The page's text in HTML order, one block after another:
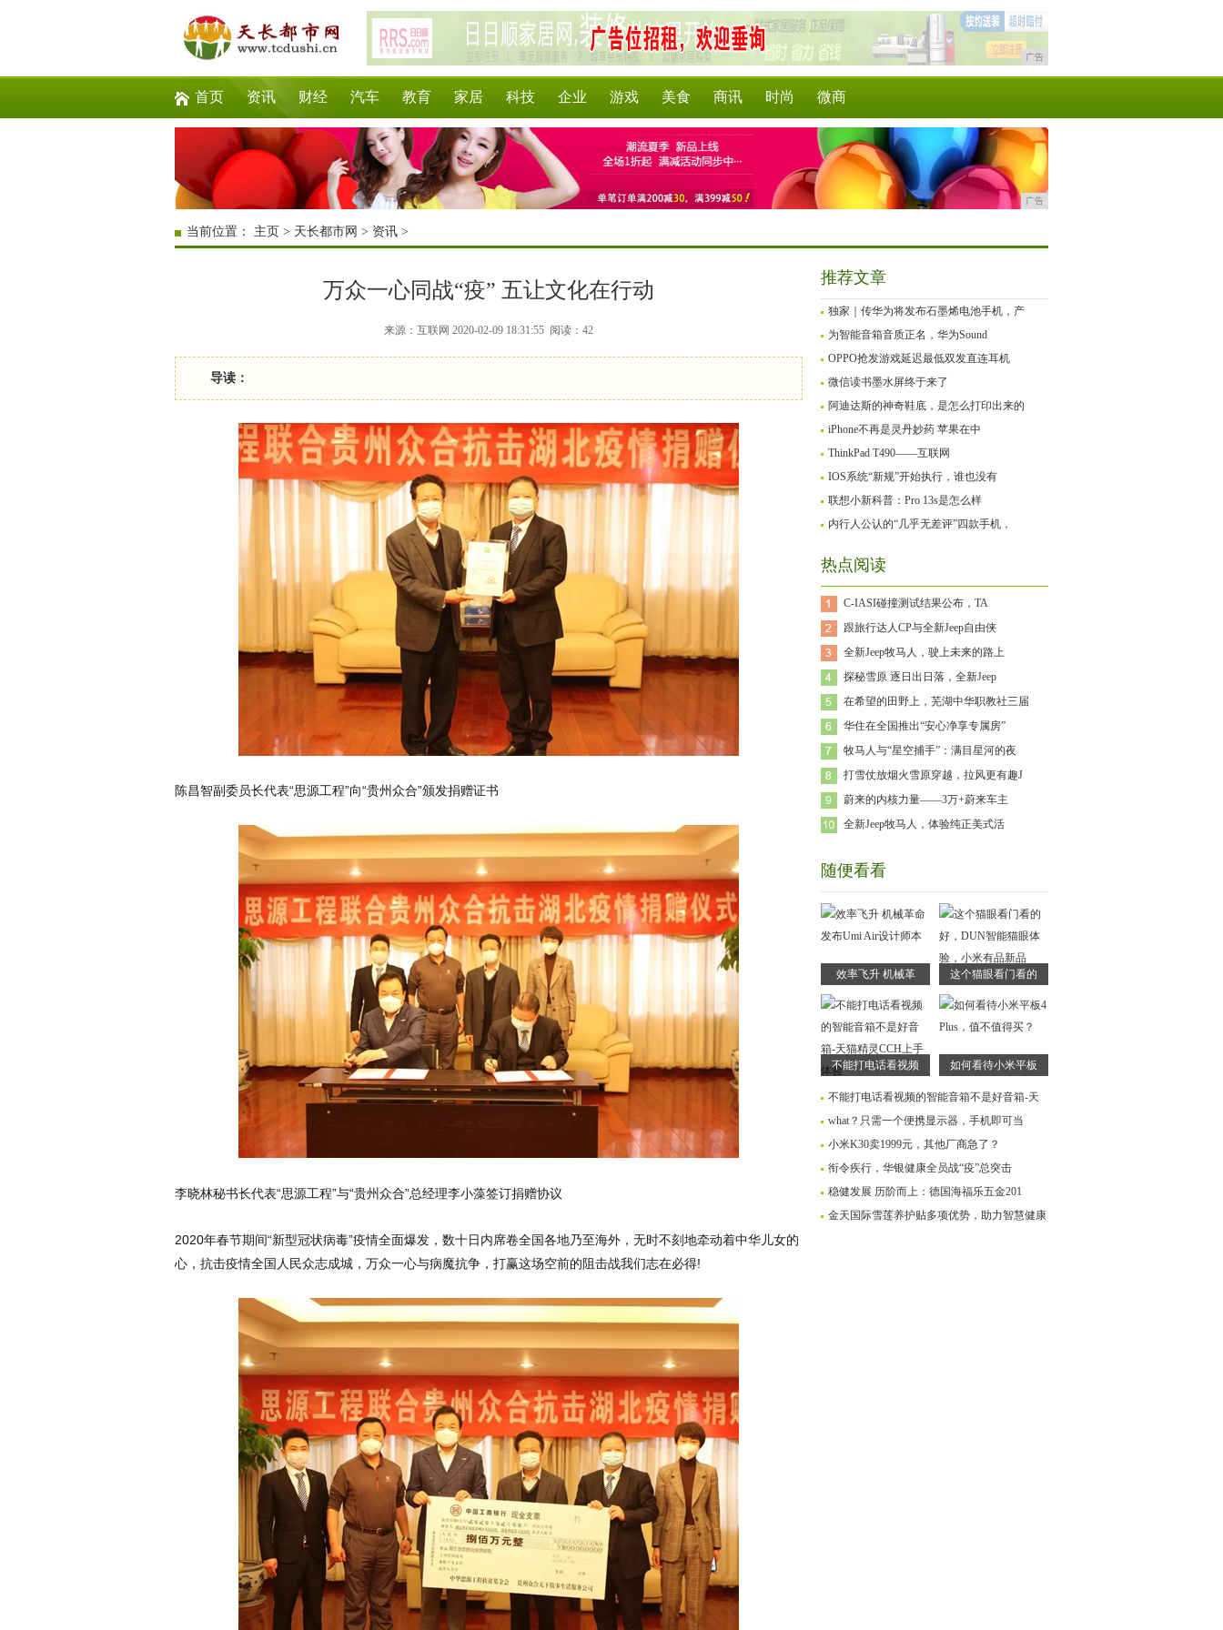
广告
首页 资讯 财经 汽车 教育 家居 科技 企业 游戏 美食 商讯 时尚 微商
广告
当前位置： 主页 > 天长都市网 > 资讯 >
万众一心同战“疫” 五让文化在行动
来源：互联网 2020-02-09 18:31:55 阅读：42
导读：
陈昌智副委员长代表“思源工程”向“贵州众合”颁发捐赠证书
李晓林秘书长代表“思源工程”与“贵州众合”总经理李小藻签订捐赠协议
2020年春节期间“新型冠状病毒”疫情全面爆发，数十日内席卷全国各地乃至海外，无时不刻地牵动着中华儿女的
心，抗击疫情全国人民众志成城，万众一心与病魔抗争，打赢这场空前的阻击战我们志在必得!
推荐文章
独家｜传华为将发布石墨烯电池手机，产
为智能音箱音质正名，华为Sound
OPPO抢发游戏延迟最低双发直连耳机
微信读书墨水屏终于来了
阿迪达斯的神奇鞋底，是怎么打印出来的
iPhone不再是灵丹妙药 苹果在中
ThinkPad T490——互联网
IOS系统“新规”开始执行，谁也没有
联想小新科普：Pro 13s是怎么样
内行人公认的“几乎无差评”四款手机，
热点阅读
C-IASI碰撞测试结果公布，TA
跟旅行达人CP与全新Jeep自由侠
全新Jeep牧马人，驶上未来的路上
探秘雪原 逐日出日落，全新Jeep
在希望的田野上，芜湖中华职教社三届
华住在全国推出“安心净享专属房”
牧马人与“星空捕手”：满目星河的夜
打雪仗放烟火雪原穿越，拉风更有趣J
蔚来的内核力量——3万+蔚来车主
全新Jeep牧马人，体验纯正美式活
随便看看
效率飞升 机械革 这个猫眼看门看的
不能打电话看视频 如何看待小米平板
不能打电话看视频的智能音箱不是好音箱-天
what？只需一个便携显示器，手机即可当
小米K30卖1999元，其他厂商急了？
衔令疾行，华银健康全员战“疫”总突击
稳健发展 历阶而上：德国海福乐五金201
金天国际雪莲养护贴多项优势，助力智慧健康